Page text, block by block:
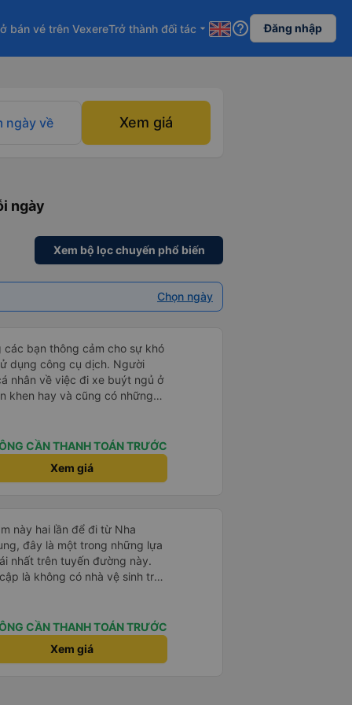
bán vé trên VexereTrở thành đối tác arrow_drop_down help_outline Đăng nhập
ngày về Xem giá
ngày
Xem bộ lọc chuyến phổ biến
Chọn ngày
các bạn thông cảm cho sự khó
dụng công cụ dịch. Người
nhân về việc đi xe buýt ngủ ở
khen hay và cũng có những
rất lo lắng. Đó là một sự lo
Gối và chăn nệm cũng sạch và
분
에서 꾸이년가는 버스를 탔습니
익숙해져야 하는 문화일거같구
에서 담배 안피시구요. 다른 승
에 들렀다 갈때
출발하시네요. 다만 키173 기준
새우자세가 편해서 불만은 없었
CẦN THANH TOÁN TRƯỚC
Xem giá
này hai lần để đi từ Nha
đây là một trong những lựa
nhất trên tuyến đường này.
là không có nhà vệ sinh trên
trên một hành trình dài
Chuyến đi gần đây nhất của tôi
bị chậm khoảng một tiếng,
cho tôi, nên tôi không
CẦN THANH TOÁN TRƯỚC
Xem giá